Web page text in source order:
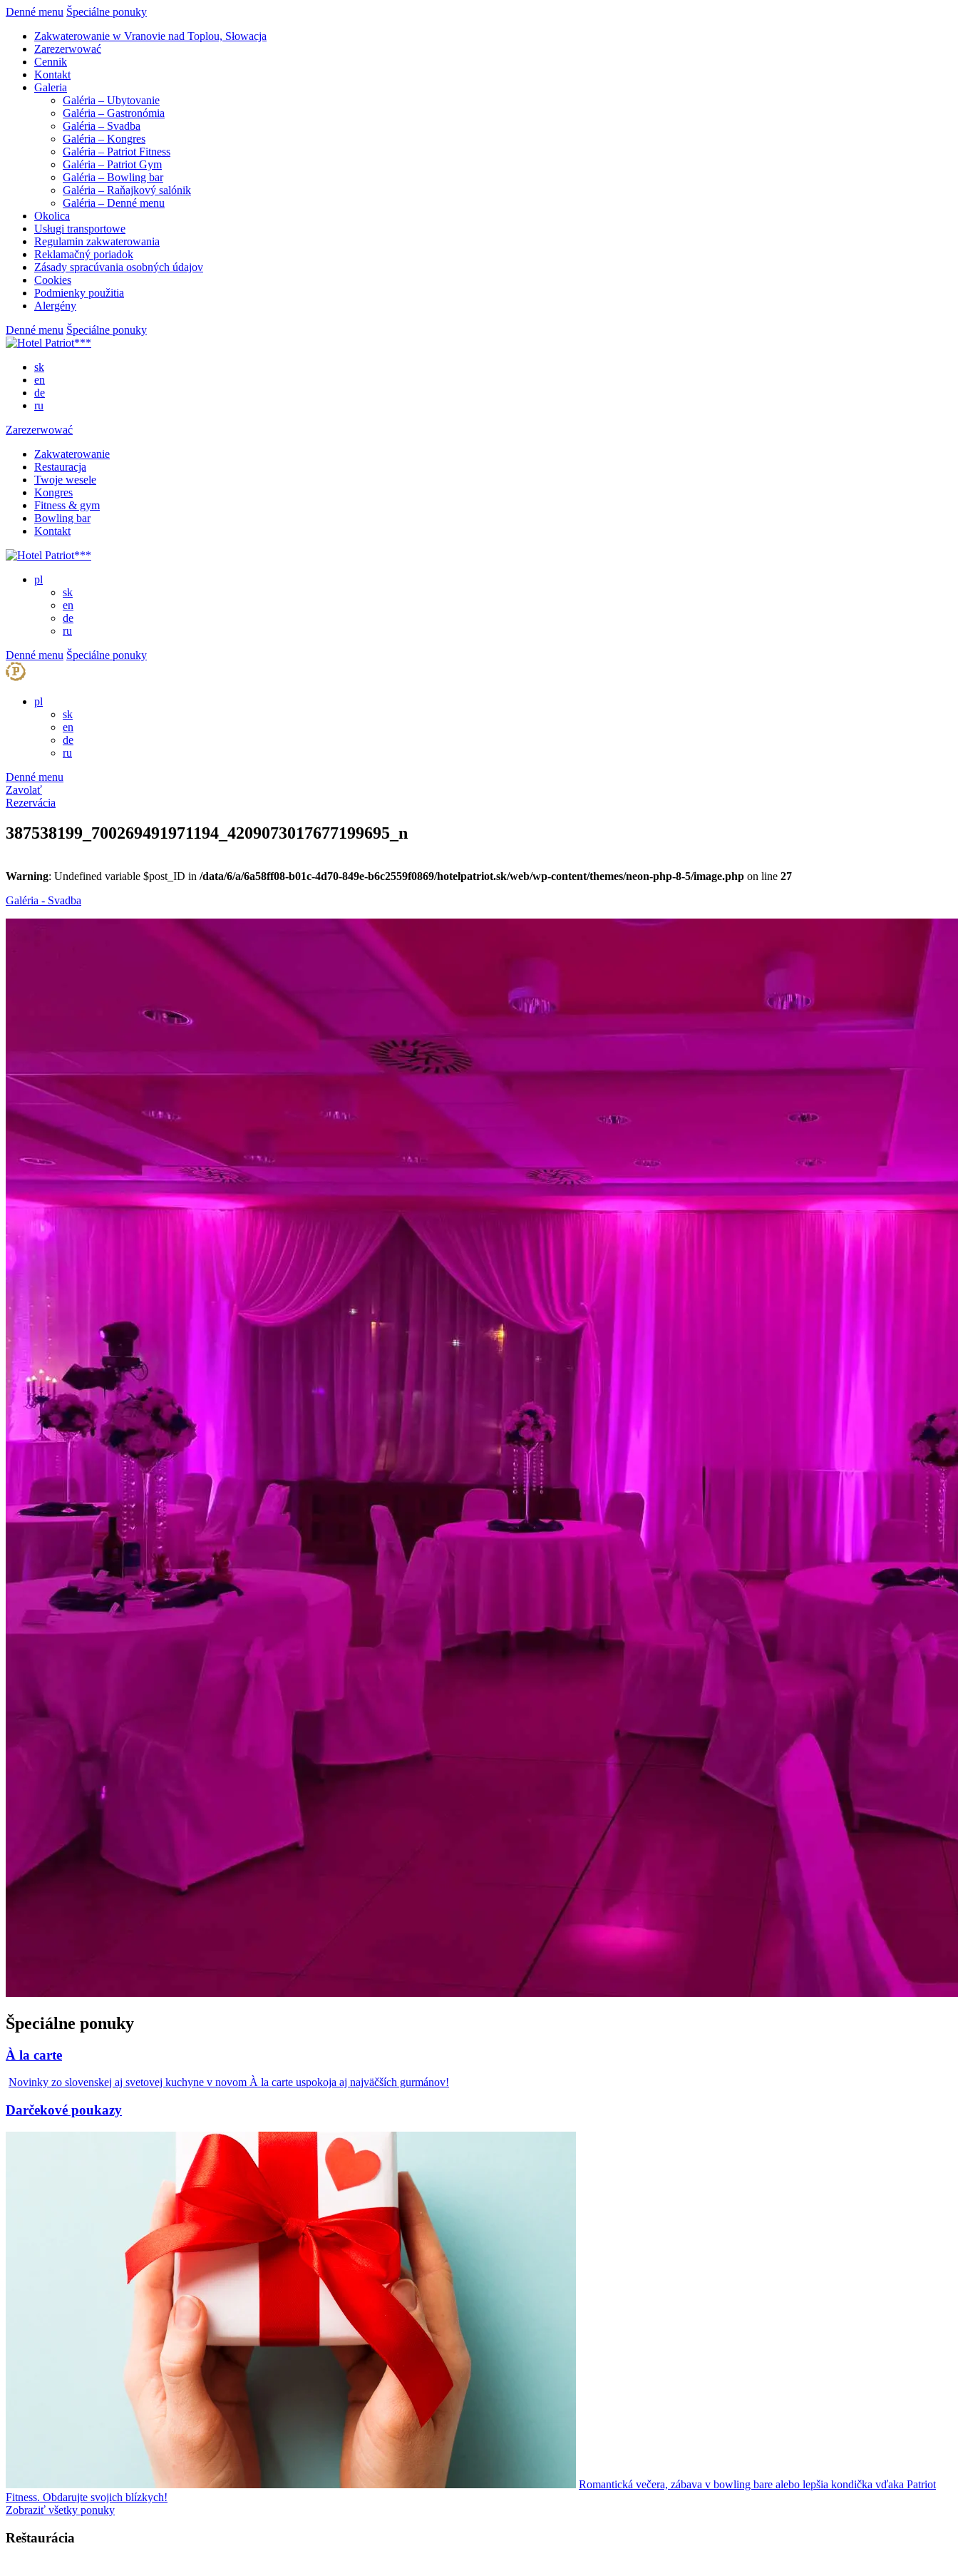
Denné menu Špeciálne ponuky
Zakwaterowanie w Vranovie nad Toplou, Słowacja
Zarezerwować
Cennik
Kontakt
Galeria
Galéria – Ubytovanie
Galéria – Gastronómia
Galéria – Svadba
Galéria – Kongres
Galéria – Patriot Fitness
Galéria – Patriot Gym
Galéria – Bowling bar
Galéria – Raňajkový salónik
Galéria – Denné menu
Okolica
Usługi transportowe
Regulamin zakwaterowania
Reklamačný poriadok
Zásady spracúvania osobných údajov
Cookies
Podmienky použitia
Alergény
Denné menu Špeciálne ponuky
sk
en
de
ru
Zarezerwować
Zakwaterowanie
Restauracja
Twoje wesele
Kongres
Fitness & gym
Bowling bar
Kontakt
pl
sk
en
de
ru
Denné menu Špeciálne ponuky
pl
sk
en
de
ru
Denné menu
Zavolať
Rezervácia
387538199_700269491971194_4209073017677199695_n
Warning: Undefined variable $post_ID in /data/6/a/6a58ff08-b01c-4d70-849e-b6c2559f0869/hotelpatriot.sk/web/wp-content/themes/neon-php-8-5/image.php on line 27
Galéria - Svadba
Špeciálne ponuky
À la carte
Novinky zo slovenskej aj svetovej kuchyne v novom À la carte uspokoja aj najväčších gurmánov!
Darčekové poukazy
Romantická večera, zábava v bowling bare alebo lepšia kondička vďaka Patriot
Fitness. Obdarujte svojich blízkych!
Zobraziť všetky ponuky
Reštaurácia